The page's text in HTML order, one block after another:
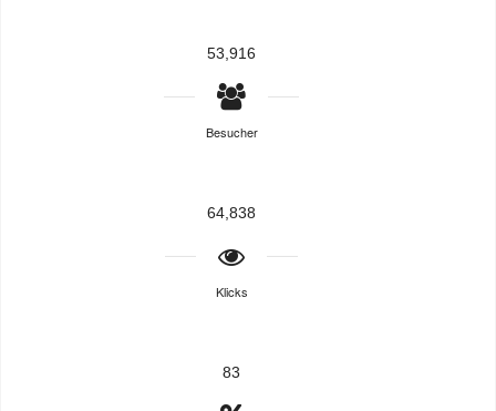
53,916
Besucher
64,838
Klicks
83